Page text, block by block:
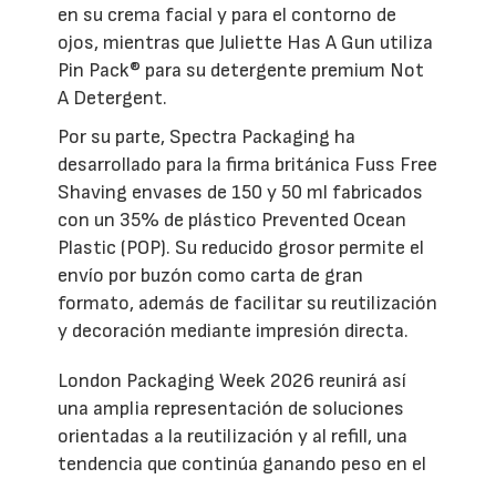
en su crema facial y para el contorno de
ojos, mientras que Juliette Has A Gun utiliza
Pin Pack® para su detergente premium Not
A Detergent.
Por su parte, Spectra Packaging ha
desarrollado para la firma británica Fuss Free
Shaving envases de 150 y 50 ml fabricados
con un 35% de plástico Prevented Ocean
Plastic (POP). Su reducido grosor permite el
envío por buzón como carta de gran
formato, además de facilitar su reutilización
y decoración mediante impresión directa.
London Packaging Week 2026 reunirá así
una amplia representación de soluciones
orientadas a la reutilización y al refill, una
tendencia que continúa ganando peso en el